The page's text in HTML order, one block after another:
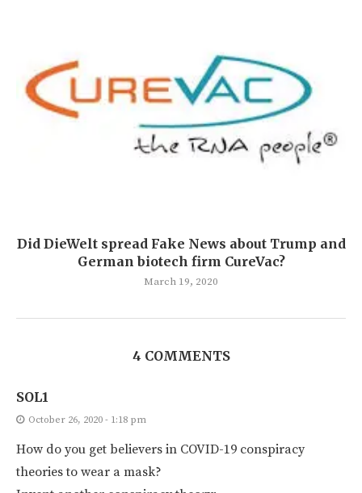
Did DieWelt spread Fake News about Trump and
German biotech firm CureVac?
March 19, 2020
4 COMMENTS
SOL1
October 26, 2020 - 1:18 pm
How do you get believers in COVID-19 conspiracy
theories to wear a mask?